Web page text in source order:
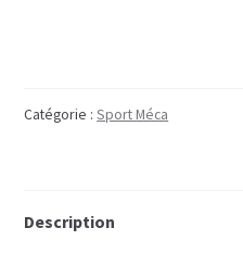
Catégorie :Sport Méca
Description